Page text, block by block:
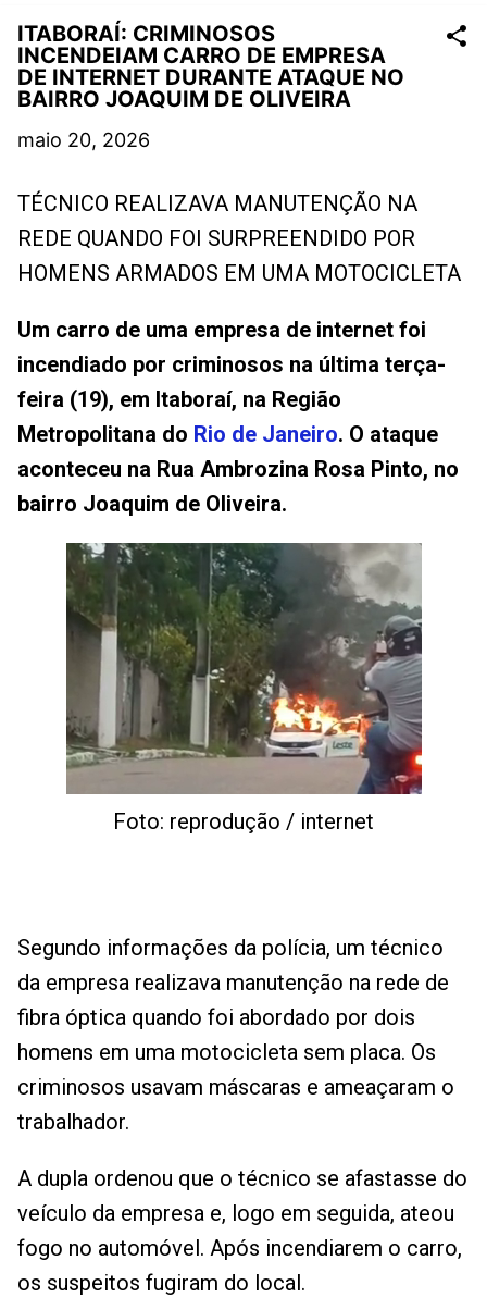
ITABORAÍ: CRIMINOSOS
INCENDEIAM CARRO DE EMPRESA
DE INTERNET DURANTE ATAQUE NO
BAIRRO JOAQUIM DE OLIVEIRA
maio 20, 2026
TÉCNICO REALIZAVA MANUTENÇÃO NA
REDE QUANDO FOI SURPREENDIDO POR
HOMENS ARMADOS EM UMA MOTOCICLETA
Um carro de uma empresa de internet foi
incendiado por criminosos na última terça-
feira (19), em Itaboraí, na Região
Metropolitana do Rio de Janeiro. O ataque
aconteceu na Rua Ambrozina Rosa Pinto, no
bairro Joaquim de Oliveira.
Foto: reprodução / internet
Segundo informações da polícia, um técnico
da empresa realizava manutenção na rede de
fibra óptica quando foi abordado por dois
homens em uma motocicleta sem placa. Os
criminosos usavam máscaras e ameaçaram o
trabalhador.
A dupla ordenou que o técnico se afastasse do
veículo da empresa e, logo em seguida, ateou
fogo no automóvel. Após incendiarem o carro,
os suspeitos fugiram do local.